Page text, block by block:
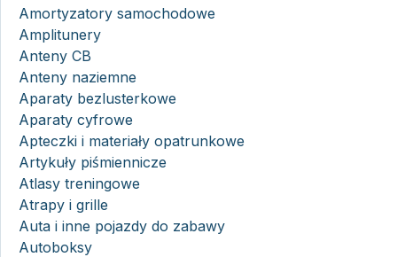
Amortyzatory samochodowe
Amplitunery
Anteny CB
Anteny naziemne
Aparaty bezlusterkowe
Aparaty cyfrowe
Apteczki i materiały opatrunkowe
Artykuły piśmiennicze
Atlasy treningowe
Atrapy i grille
Auta i inne pojazdy do zabawy
Autoboksy